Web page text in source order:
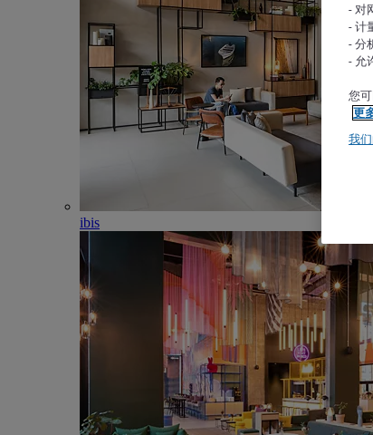
ibis
- 对
- 计
- 分
- 允
您
更
我